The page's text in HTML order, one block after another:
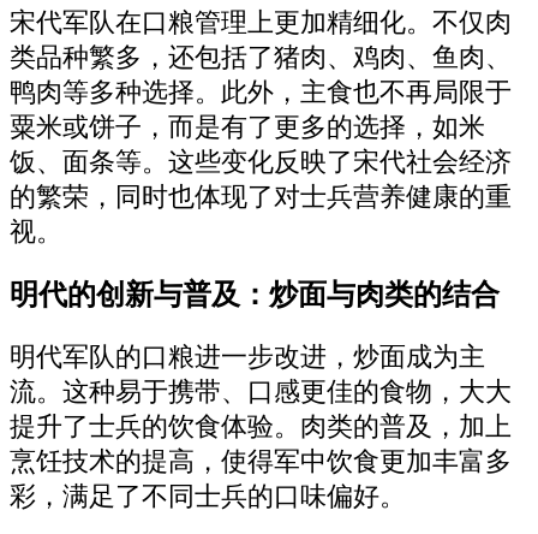
宋代军队在口粮管理上更加精细化。不仅肉
类品种繁多，还包括了猪肉、鸡肉、鱼肉、
鸭肉等多种选择。此外，主食也不再局限于
粟米或饼子，而是有了更多的选择，如米
饭、面条等。这些变化反映了宋代社会经济
的繁荣，同时也体现了对士兵营养健康的重
视。
明代的创新与普及：炒面与肉类的结合
明代军队的口粮进一步改进，炒面成为主
流。这种易于携带、口感更佳的食物，大大
提升了士兵的饮食体验。肉类的普及，加上
烹饪技术的提高，使得军中饮食更加丰富多
彩，满足了不同士兵的口味偏好。